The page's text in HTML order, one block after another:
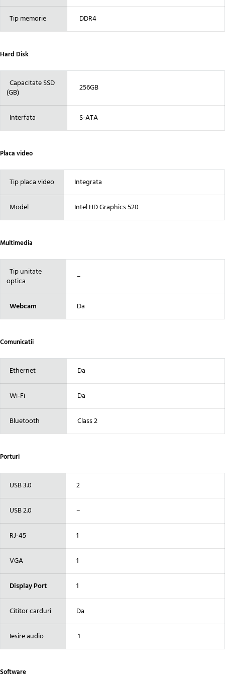
Tip memorie DDR4
Hard Disk
Capacitate SSD
(GB)
256GB
Interfata S-ATA
Placa video
Tip placa video Integrata
Model Intel HD Graphics 520
Multimedia
Tip unitate
optica
–
Webcam Da
Comunicatii
Ethernet Da
Wi-Fi Da
Bluetooth Class 2
Porturi
USB 3.0 2
USB 2.0 –
RJ-45 1
VGA 1
Display Port 1
Cititor carduri Da
Iesire audio 1
Software